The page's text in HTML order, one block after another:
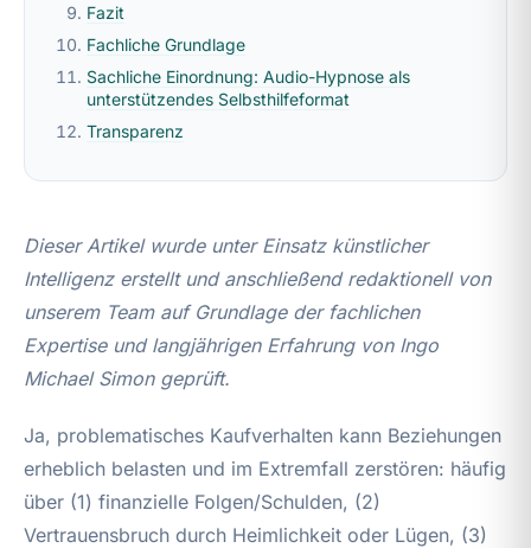
Fazit
Fachliche Grundlage
Sachliche Einordnung: Audio-Hypnose als
unterstützendes Selbsthilfeformat
Transparenz
Dieser Artikel wurde unter Einsatz künstlicher
Intelligenz erstellt und anschließend redaktionell von
unserem Team auf Grundlage der fachlichen
Expertise und langjährigen Erfahrung von Ingo
Michael Simon geprüft.
Ja, problematisches Kaufverhalten kann Beziehungen
erheblich belasten und im Extremfall zerstören: häufig
über (1) finanzielle Folgen/Schulden, (2)
Vertrauensbruch durch Heimlichkeit oder Lügen, (3)